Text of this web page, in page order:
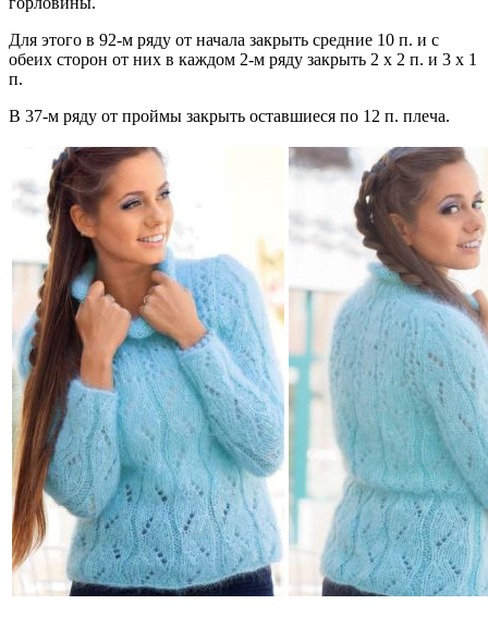
Для этого в 92-м ряду от начала закрыть средние 10 п. и с
обеих сторон от них в каждом 2-м ряду закрыть 2 х 2 п. и 3 х 1
п.
В 37-м ряду от проймы закрыть оставшиеся по 12 п. плеча.